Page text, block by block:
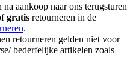
aankoop naar ons terugsturen
gratis retourneren in de
.
retourneren gelden niet voor
bederfelijke artikelen zoals